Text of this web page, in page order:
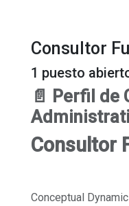
Consultor
1 puesto
📄 Perfil de
Consultor
Conceptual